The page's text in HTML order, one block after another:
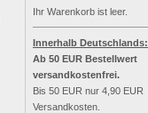
Ihr Warenkorb ist leer.
Innerhalb Deutschlands:
Ab 50 EUR Bestellwert
versandkostenfrei.
Bis 50 EUR nur 4,90 EUR
Versandkosten.